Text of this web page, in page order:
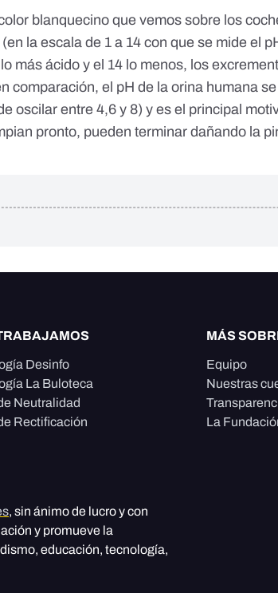
blanquecino que vemos sobre los
(en la escala de 1 a 14 con que se mide el
más ácido y el 14 lo menos, los
comparación, el pH de la orina humana
oscilar entre 4,6 y 8) y es el principal
pronto, pueden terminar dañando la
Desinfo
La Buloteca
Neutralidad
Rectificación
MÁS
Equipo
Nuestras
La
, sin ánimo de lucro y con
y promueve la
educación, tecnología,